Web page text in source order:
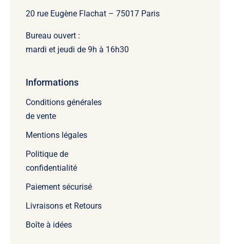
20 rue Eugène Flachat – 75017 Paris
Bureau ouvert :
mardi et jeudi de 9h à 16h30
Informations
Conditions générales
de vente
Mentions légales
Politique de
confidentialité
Paiement sécurisé
Livraisons et Retours
Boîte à idées